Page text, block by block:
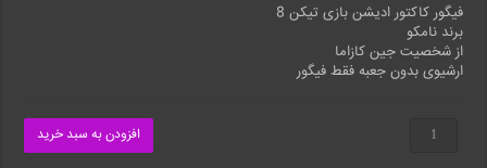
فیگور کاکتور ادیشن بازی تیکن 8
برند نامکو
از شخصیت جین کازاما
ارشیوی بدون جعبه فقط فیگور
فیگور
کالکتور
افزودن به سبد خرید